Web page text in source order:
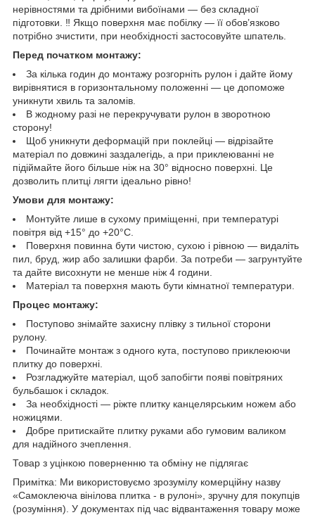
нерівностями та дрібними вибоїнами — без складної
підготовки. ‼️ Якщо поверхня має побілку — її обов’язково
потрібно зчистити, при необхідності застосовуйте шпатель.
Перед початком монтажу:
За кілька годин до монтажу розгорніть рулон і дайте йому
вирівнятися в горизонтальному положенні — це допоможе
уникнути хвиль та заломів.
В жодному разі не перекручувати рулон в зворотною
сторону!
Щоб уникнути деформацій при поклейці — відрізайте
матеріал по довжині заздалегідь, а при приклеюванні не
підіймайте його більше ніж на 30° відносно поверхні. Це
дозволить плитці лягти ідеально рівно!
Умови для монтажу:
Монтуйте лише в сухому приміщенні, при температурі
повітря від +15° до +20°C.
Поверхня повинна бути чистою, сухою і рівною — видаліть
пил, бруд, жир або залишки фарби. За потреби — загрунтуйте
та дайте висохнути не менше ніж 4 години.
Матеріал та поверхня мають бути кімнатної температури.
Процес монтажу:
Поступово знімайте захисну плівку з тильної сторони
рулону.
Починайте монтаж з одного кута, поступово приклеюючи
плитку до поверхні.
Розгладжуйте матеріал, щоб запобігти появі повітряних
бульбашок і складок.
За необхідності — ріжте плитку канцелярським ножем або
ножицями.
Добре притискайте плитку руками або гумовим валиком
для надійного зчеплення.
Товар з уцінкою поверненню та обміну не підлягає
Примітка: Ми використовуємо зрозумілу комерційну назву
«Самоклеюча вінілова плитка - в рулоні», зручну для покупців
(розуміння). У документах під час відвантаження товару може